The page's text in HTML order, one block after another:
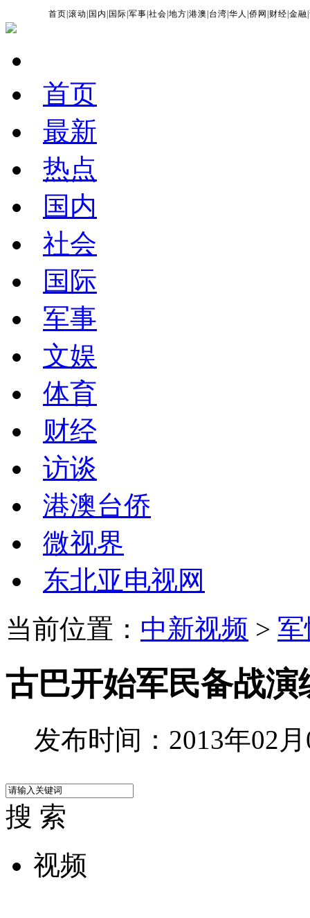
首页 |滚动 国内 国际 |军事 |社会 |地方 |港澳 台湾 |华人 |侨网 财经 |金融 |
首页
最新
热点
国内
社会
国际
军事
文娱
体育
财经
访谈
港澳台侨
微视界
东北亚电视网
当前位置： 中新视频 >
古巴开始军民备战演
发布时间：2013年02
搜 索
视频